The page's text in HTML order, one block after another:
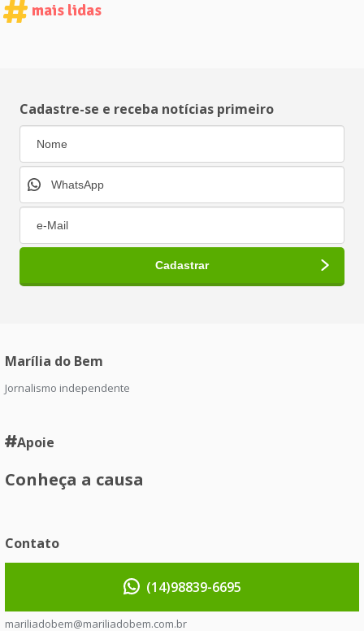
mais lidas
Cadastre-se e receba notícias primeiro
Marília do Bem
Jornalismo independente
Apoie
Conheça a causa
Contato
(14)98839-6695
mariliadobem@mariliadobem.com.br